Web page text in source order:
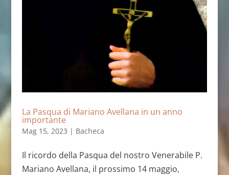
La Pasqua di Mariano Avellana in un anno
importante
Mag 15, 2023 | Bacheca
Il ricordo della Pasqua del nostro Venerabile P.
Mariano Avellana, il prossimo 14 maggio,